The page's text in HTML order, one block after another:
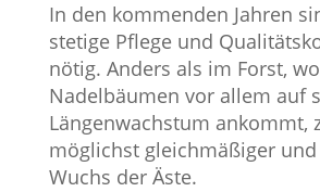
In den kommenden Jahren
stetige Pflege und
nötig. Anders als im Forst,
Nadelbäumen vor allem auf
Längenwachstum ankommt,
möglichst gleichmäßiger
Wuchs der Äste.